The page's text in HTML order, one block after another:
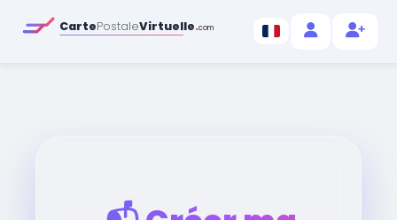
CartePostaleVirtuelle.com